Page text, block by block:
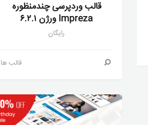
قالب وردپرسی چندمنظوره
Impreza ورژن ۶.۲.۱
رایگان
قالب ها